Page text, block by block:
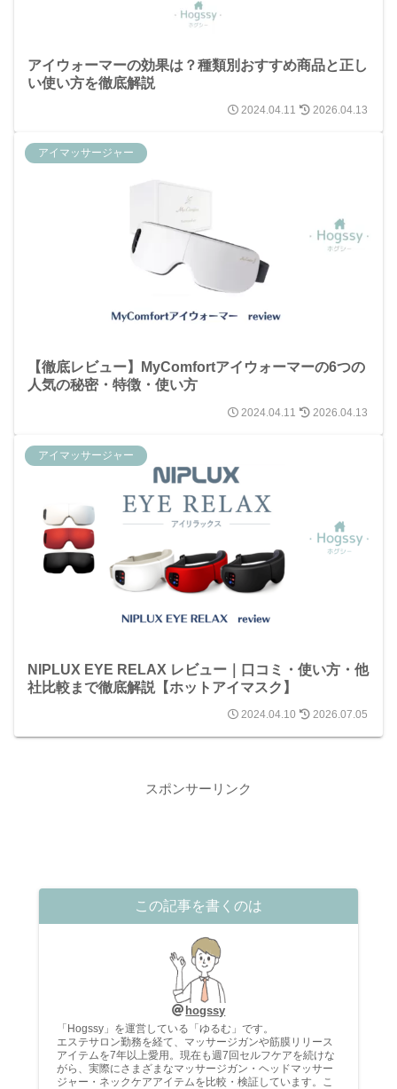
アイウォーマーの効果は？種類別おすすめ商品と正し
い使い方を徹底解説
2024.04.11 2026.04.13
アイマッサージャー
【徹底レビュー】MyComfortアイウォーマーの6つの
人気の秘密・特徴・使い方
2024.04.11 2026.04.13
アイマッサージャー
NIPLUX EYE RELAX レビュー｜口コミ・使い方・他
社比較まで徹底解説【ホットアイマスク】
2024.04.10 2026.07.05
スポンサーリンク
この記事を書くのは
hogssy
「Hogssy」を運営している「ゆるむ」です。
エステサロン勤務を経て、マッサージガンや筋膜リリース
アイテムを7年以上愛用。現在も週7回セルフケアを続けな
がら、実際にさまざまなマッサージガン・ヘッドマッサー
ジャー・ネックケアアイテムを比較・検証しています。こ